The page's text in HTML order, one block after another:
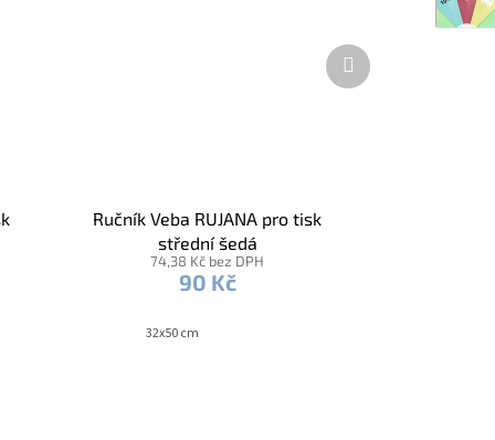
Ručník Veba RUJANA pro tisk
střední šedá
74,38 Kč bez DPH
90 Kč
32x50 cm
Další
produkt